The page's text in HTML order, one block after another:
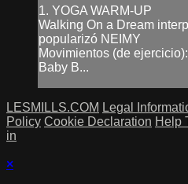
1. YOGA WARM-UP
Walking On a Dream
popularizó NEIMY
Movimientos (de
Baby B...
LESMILLS.COM Legal
Policy Cookie Declaration Help
in
×